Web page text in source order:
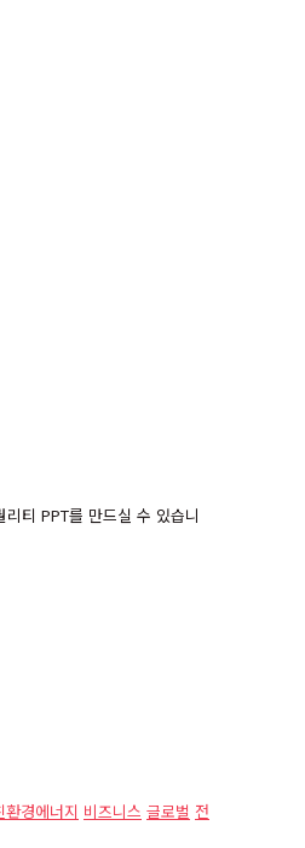
티 PPT를 만드실 수 있습니
환경에너지 비즈니스 글로벌 전